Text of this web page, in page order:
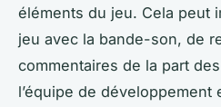
éléments du jeu. Cela peut
jeu avec la bande-son, de
commentaires de la part
l’équipe de